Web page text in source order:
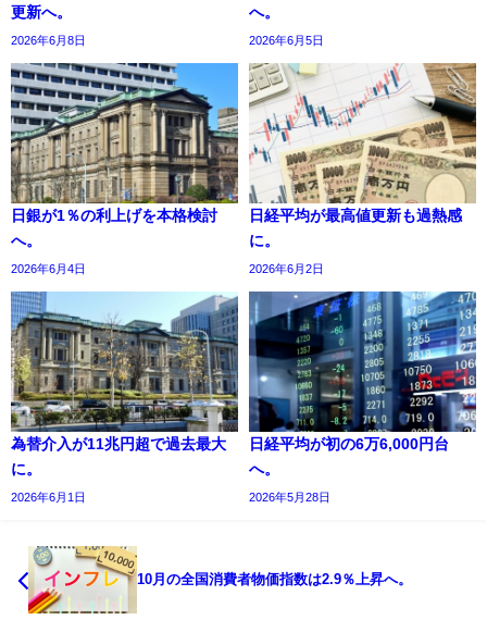
更新へ。
2026年6月8日
へ。
2026年6月5日
日銀が1％の利上げを本格検討
へ。
2026年6月4日
日経平均が最高値更新も過熱感
に。
2026年6月2日
為替介入が11兆円超で過去最大
に。
2026年6月1日
日経平均が初の6万6,000円台
へ。
2026年5月28日
10月の全国消費者物価指数は2.9％上昇へ。